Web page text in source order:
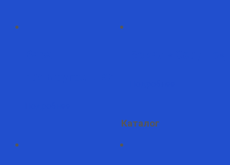
Каталог